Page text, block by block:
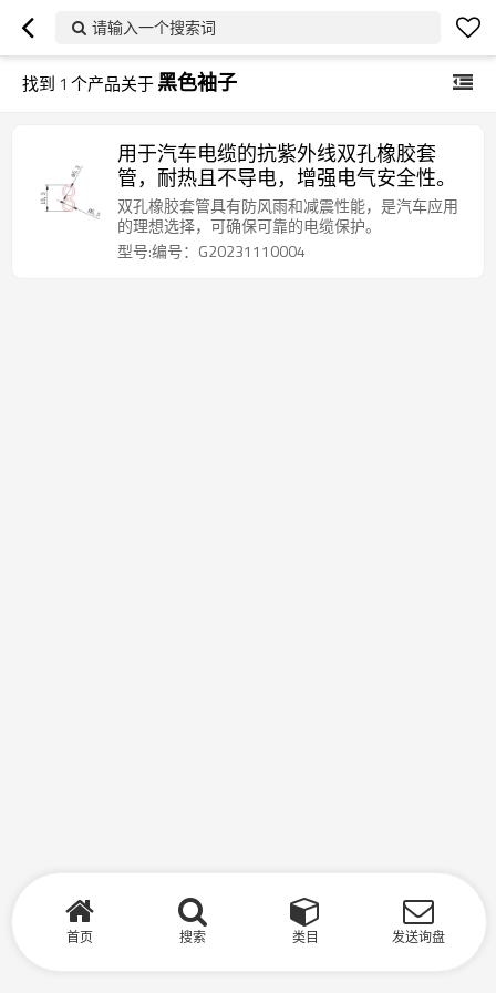
请输入一个搜索词
找到 1 个产品关于黑色袖子
用于汽车电缆的抗紫外线双孔橡胶套
管，耐热且不导电，增强电气安全性。
双孔橡胶套管具有防风雨和减震性能，是汽车应用
的理想选择，可确保可靠的电缆保护。
型号:编号：G20231110004
首页 搜索 类目 发送询盘